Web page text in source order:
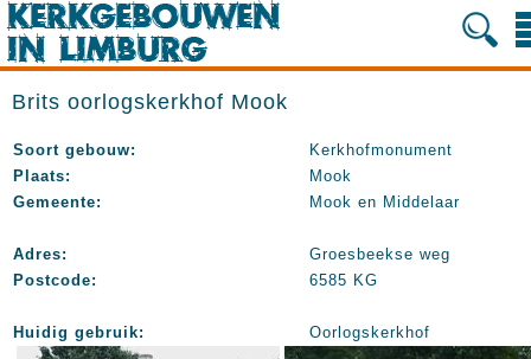
Brits oorlogskerkhof Mook
Soort gebouw:
Kerkhofmonument
Plaats:
Mook
Gemeente:
Mook en Middelaar
Adres:
Groesbeekse weg
Postcode:
6585 KG
Huidig gebruik: Oorlogskerkhof